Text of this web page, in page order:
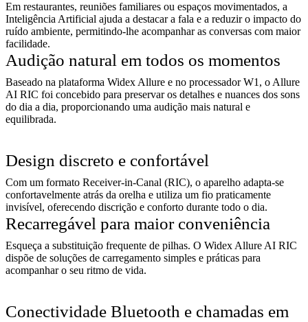
Em restaurantes, reuniões familiares ou espaços movimentados, a
Inteligência Artificial ajuda a destacar a fala e a reduzir o impacto do
ruído ambiente, permitindo-lhe acompanhar as conversas com maior
facilidade.
Audição natural em todos os momentos
Baseado na plataforma Widex Allure e no processador W1, o Allure
AI RIC foi concebido para preservar os detalhes e nuances dos sons
do dia a dia, proporcionando uma audição mais natural e
equilibrada.
Design discreto e confortável
Com um formato Receiver-in-Canal (RIC), o aparelho adapta-se
confortavelmente atrás da orelha e utiliza um fio praticamente
invisível, oferecendo discrição e conforto durante todo o dia.
Recarregável para maior conveniência
Esqueça a substituição frequente de pilhas. O Widex Allure AI RIC
dispõe de soluções de carregamento simples e práticas para
acompanhar o seu ritmo de vida.
Conectividade Bluetooth e chamadas em